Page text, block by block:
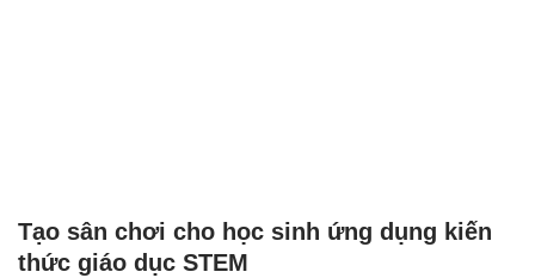
Tạo sân chơi cho học sinh ứng dụng kiến
thức giáo dục STEM